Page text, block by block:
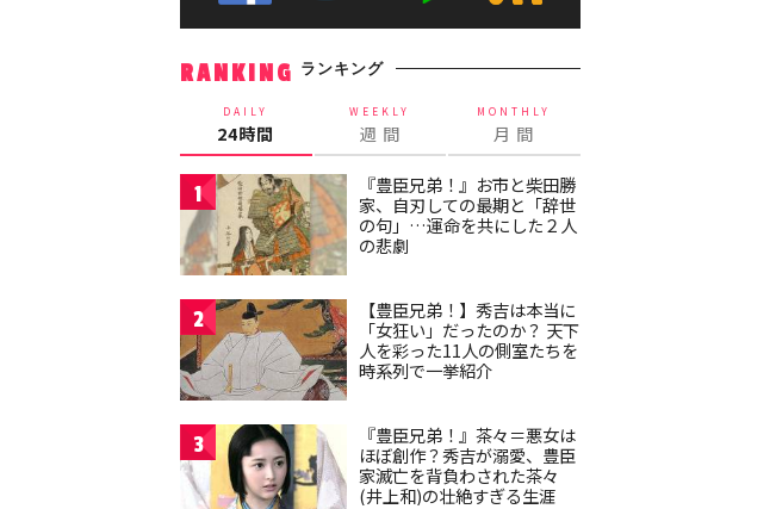
RANKING ランキング
DAILY
24時間
WEEKLY
週 間
MONTHLY
月 間
1
『豊臣兄弟！』お市と柴田勝
家、自刃しての最期と「辞世
の句」…運命を共にした２人
の悲劇
2
【豊臣兄弟！】秀吉は本当に
「女狂い」だったのか？ 天下
人を彩った11人の側室たちを
時系列で一挙紹介
3
『豊臣兄弟！』茶々＝悪女は
ほぼ創作？秀吉が溺愛、豊臣
家滅亡を背負わされた茶々
(井上和)の壮絶すぎる生涯